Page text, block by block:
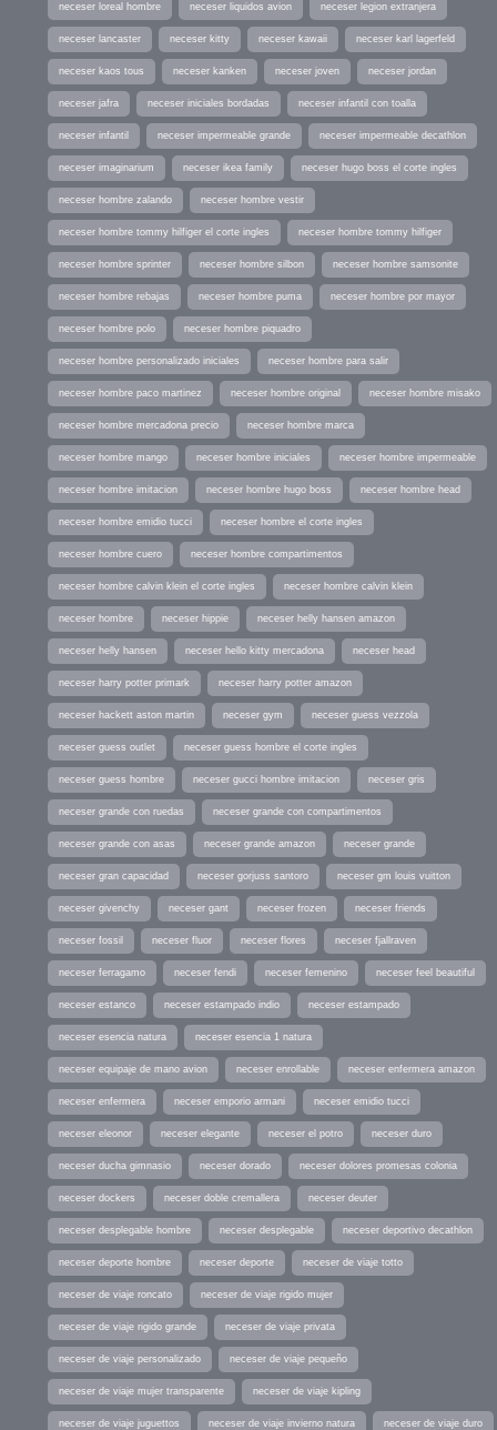
neceser loreal hombre neceser liquidos avion neceser legion extranjera
neceser lancaster neceser kitty neceser kawaii neceser karl lagerfeld
neceser kaos tous neceser kanken neceser joven neceser jordan
neceser jafra neceser iniciales bordadas neceser infantil con toalla
neceser infantil neceser impermeable grande neceser impermeable decathlon
neceser imaginarium neceser ikea family neceser hugo boss el corte ingles
neceser hombre zalando neceser hombre vestir
neceser hombre tommy hilfiger el corte ingles neceser hombre tommy hilfiger
neceser hombre sprinter neceser hombre silbon neceser hombre samsonite
neceser hombre rebajas neceser hombre puma neceser hombre por mayor
neceser hombre polo neceser hombre piquadro
neceser hombre personalizado iniciales neceser hombre para salir
neceser hombre paco martinez neceser hombre original neceser hombre misako
neceser hombre mercadona precio neceser hombre marca
neceser hombre mango neceser hombre iniciales neceser hombre impermeable
neceser hombre imitacion neceser hombre hugo boss neceser hombre head
neceser hombre emidio tucci neceser hombre el corte ingles
neceser hombre cuero neceser hombre compartimentos
neceser hombre calvin klein el corte ingles neceser hombre calvin klein
neceser hombre neceser hippie neceser helly hansen amazon
neceser helly hansen neceser hello kitty mercadona neceser head
neceser harry potter primark neceser harry potter amazon
neceser hackett aston martin neceser gym neceser guess vezzola
neceser guess outlet neceser guess hombre el corte ingles
neceser guess hombre neceser gucci hombre imitacion neceser gris
neceser grande con ruedas neceser grande con compartimentos
neceser grande con asas neceser grande amazon neceser grande
neceser gran capacidad neceser gorjuss santoro neceser gm louis vuitton
neceser givenchy neceser gant neceser frozen neceser friends
neceser fossil neceser fluor neceser flores neceser fjallraven
neceser ferragamo neceser fendi neceser femenino neceser feel beautiful
neceser estanco neceser estampado indio neceser estampado
neceser esencia natura neceser esencia 1 natura
neceser equipaje de mano avion neceser enrollable neceser enfermera amazon
neceser enfermera neceser emporio armani neceser emidio tucci
neceser eleonor neceser elegante neceser el potro neceser duro
neceser ducha gimnasio neceser dorado neceser dolores promesas colonia
neceser dockers neceser doble cremallera neceser deuter
neceser desplegable hombre neceser desplegable neceser deportivo decathlon
neceser deporte hombre neceser deporte neceser de viaje totto
neceser de viaje roncato neceser de viaje rigido mujer
neceser de viaje rigido grande neceser de viaje privata
neceser de viaje personalizado neceser de viaje pequeño
neceser de viaje mujer transparente neceser de viaje kipling
neceser de viaje juguettos neceser de viaje invierno natura neceser de viaje duro